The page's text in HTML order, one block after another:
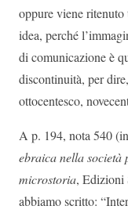
oppure viene
idea, perché
di comunicazione è
discontinuità, per
ottocentesco,
A p. 194, nota 540
ebraica nella
microstoria, Edizioni
abbiamo scritto: